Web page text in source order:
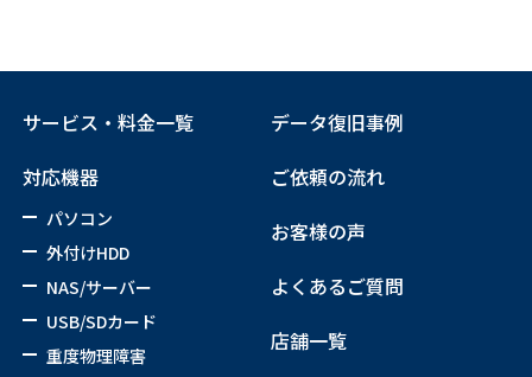
サービス・料金一覧
対応機器
パソコン
外付けHDD
NAS/サーバー
USB/SDカード
重度物理障害
データ復旧事例
ご依頼の流れ
お客様の声
よくあるご質問
店舗一覧